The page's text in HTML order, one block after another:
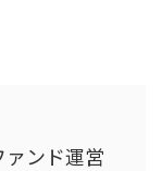
ンド運営